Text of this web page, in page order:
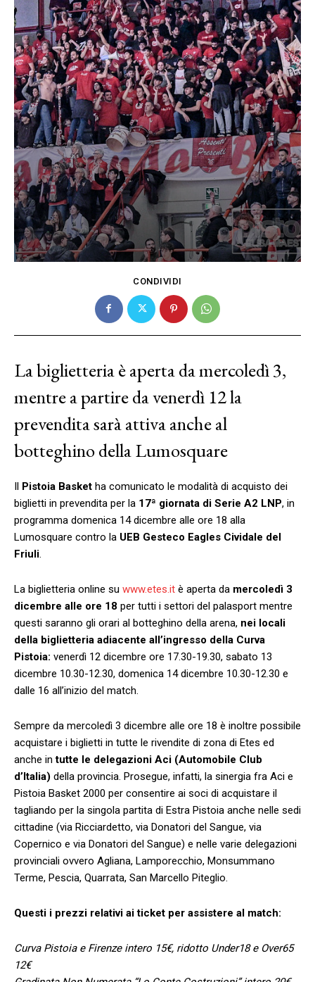
CONDIVIDI
La biglietteria è aperta da mercoledì 3,
mentre a partire da venerdì 12 la
prevendita sarà attiva anche al
botteghino della Lumosquare
Il Pistoia Basket ha comunicato le modalità di acquisto dei
biglietti in prevendita per la 17ª giornata di Serie A2 LNP, in
programma domenica 14 dicembre alle ore 18 alla
Lumosquare contro la UEB Gesteco Eagles Cividale del
Friuli.
La biglietteria online su www.etes.it è aperta da mercoledì 3
dicembre alle ore 18 per tutti i settori del palasport mentre
questi saranno gli orari al botteghino della arena, nei locali
della biglietteria adiacente all’ingresso della Curva
Pistoia: venerdì 12 dicembre ore 17.30-19.30, sabato 13
dicembre 10.30-12.30, domenica 14 dicembre 10.30-12.30 e
dalle 16 all’inizio del match.
Sempre da mercoledì 3 dicembre alle ore 18 è inoltre possibile
acquistare i biglietti in tutte le rivendite di zona di Etes ed
anche intutte le delegazioni Aci (Automobile Club
d’Italia) della provincia. Prosegue, infatti, la sinergia fra Aci e
Pistoia Basket 2000 per consentire ai soci di acquistare il
tagliando per la singola partita di Estra Pistoia anche nelle sedi
cittadine (via Ricciardetto, via Donatori del Sangue, via
Copernico e via Donatori del Sangue) e nelle varie delegazioni
provinciali ovvero Agliana, Lamporecchio, Monsummano
Terme, Pescia, Quarrata, San Marcello Piteglio.
Questi i prezzi relativi ai ticket per assistere al match:
Curva Pistoia e Firenze intero 15€, ridotto Under18 e Over65
12€